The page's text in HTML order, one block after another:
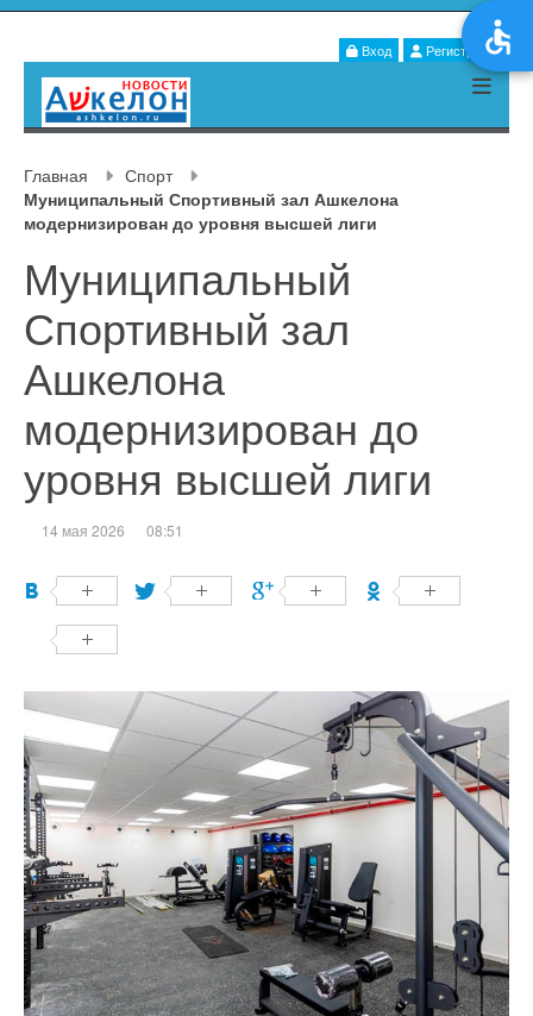
Вход Регистрация
Главная
Спорт
Муниципальный Спортивный зал Ашкелона
модернизирован до уровня высшей лиги
Муниципальный
Спортивный зал
Ашкелона
модернизирован до
уровня высшей лиги
14 мая 2026 08:51